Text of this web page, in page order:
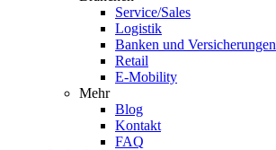
Service/Sales
Logistik
Banken und Versicherungen
Retail
E-Mobility
Mehr
Blog
Kontakt
FAQ